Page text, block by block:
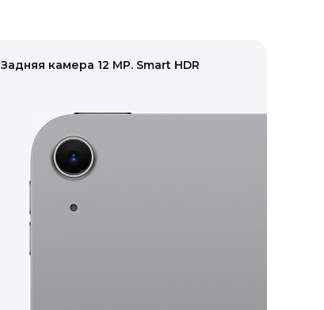
Задняя камера 12 MP. Smart HDR